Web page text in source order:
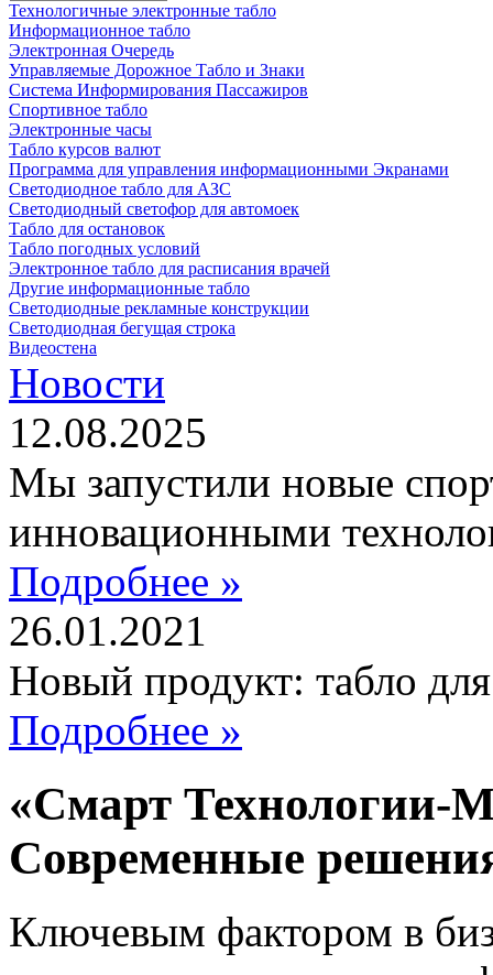
Технологичные электронные табло
Информационное табло
Электронная Очередь
Управляемые Дорожное Табло и Знаки
Система Информирования Пассажиров
Спортивное табло
Электронные часы
Табло курсов валют
Программа для управления информационными Экранами
Светодиодное табло для АЗС
Светодиодный светофор для автомоек
Табло для остановок
Табло погодных условий
Электронное табло для расписания врачей
Другие информационные табло
Светодиодные рекламные конструкции
Светодиодная бегущая строка
Видеостена
Новости
12.08.2025
Мы запустили новые
инновационными
Подробнее »
26.01.2021
Новый продукт: табло
Подробнее »
«Смарт Технологии-
Современные
Ключевым фактором в